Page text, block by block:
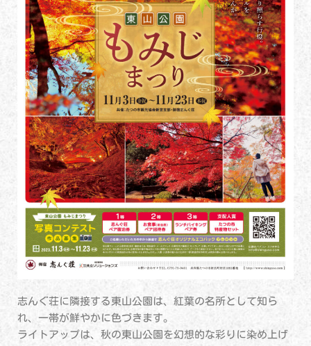
志んぐ荘に隣接する東山公園は、紅葉の名所として知ら
れ、一帯が鮮やかに色づきます。
ライトアップは、秋の東山公園を幻想的な彩りに染め上げ